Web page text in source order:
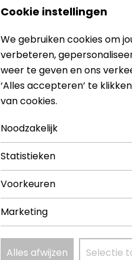
Cookie instellingen
We gebruiken cookies om
verbeteren,
weer te geven en ons
‘Alles accepteren’ te
van cookies.
Noodzakelijk
Statistieken
Voorkeuren
Marketing
Alles afwijzen Selectie